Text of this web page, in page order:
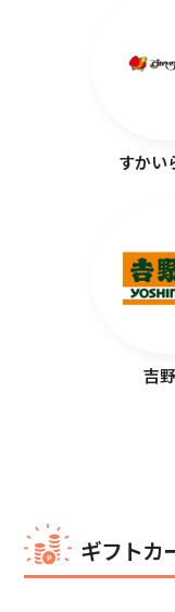
すかい
吉
ギフトカ